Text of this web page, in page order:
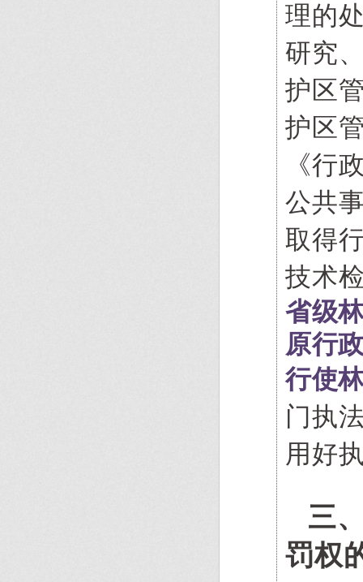
理的
研究
护区
护区
《行
公共
取得
技术
省级
原行
行使
门执
用好
三
罚权